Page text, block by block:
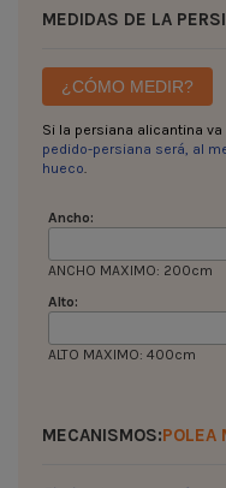
MEDIDAS DE LA
¿CÓMO MEDIR?
Si la persiana alicantina
pedido-persiana será, al
hueco.
Ancho:
ANCHO MAXIMO: 200cm
Alto:
ALTO MAXIMO: 400cm
MECANISMOS:POLEA